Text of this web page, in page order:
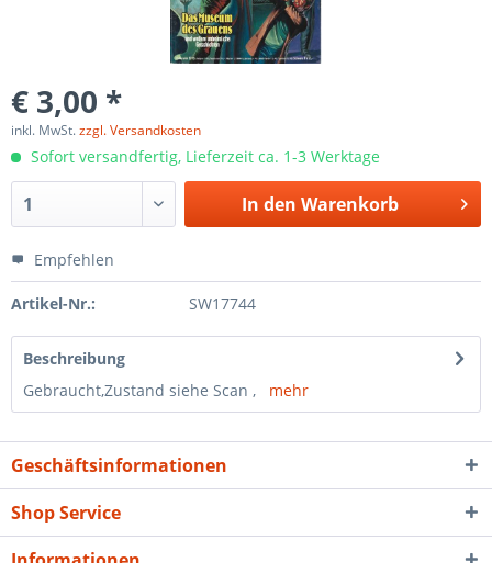
€ 3,00 *
inkl. MwSt.zzgl. Versandkosten
Sofort versandfertig, Lieferzeit ca. 1-3 Werktage
In den Warenkorb
Empfehlen
Artikel-Nr.: SW17744
Beschreibung
Gebraucht,Zustand siehe Scan , mehr
Geschäftsinformationen
Shop Service